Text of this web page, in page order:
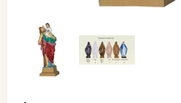
św. Krzysztof 40 cm. - Święci - św.